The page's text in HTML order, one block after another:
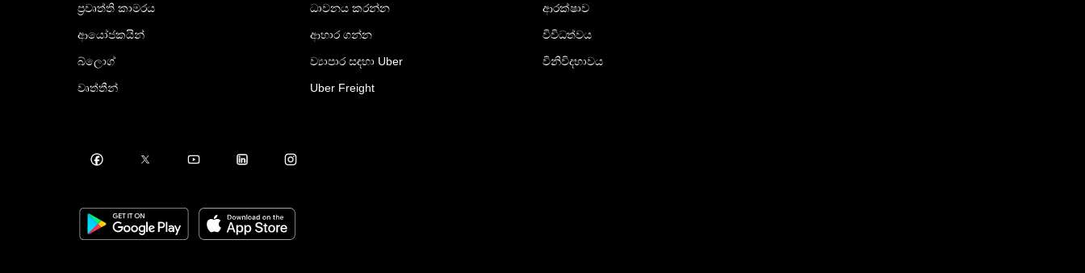
ප්‍රවෘත්ති කාමරය
ආයෝජකයින්
බ්ලොග්
වෘත්තීන්
ධාවනය කරන්න
ආහාර ගන්න
ව්‍යාපාර සඳහා Uber
Uber Freight
ආරක්ෂාව
විවිධත්වය
විනිවිදභාවය